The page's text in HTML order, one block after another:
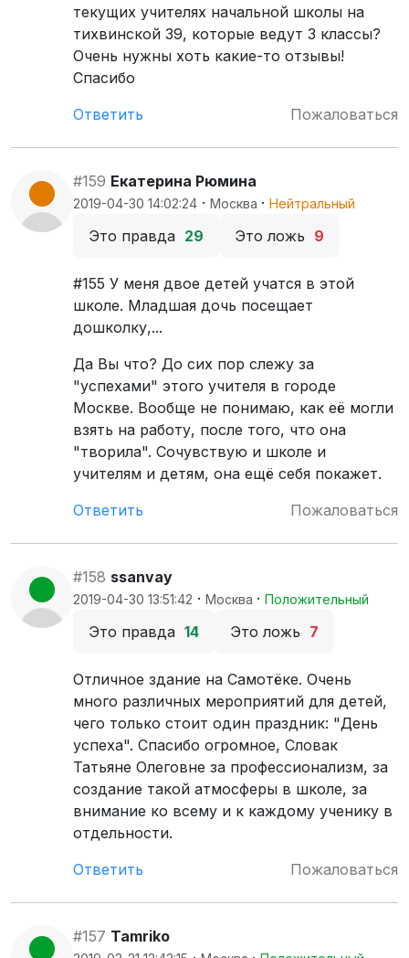
текущих учителях начальной школы на
тихвинской 39, которые ведут 3 классы?
Очень нужны хоть какие-то отзывы!
Спасибо
Ответить
Пожаловаться
#159 Екатерина Рюмина
2019-04-30 14:02:24 · Москва · Нейтральный
Это правда 29 Это ложь 9
#155 У меня двое детей учатся в этой
школе. Младшая дочь посещает
дошколку,...
Да Вы что? До сих пор слежу за
"успехами" этого учителя в городе
Москве. Вообще не понимаю, как её могли
взять на работу, после того, что она
"творила". Сочувствую и школе и
учителям и детям, она ещё себя покажет.
Ответить
Пожаловаться
#158 ssanvay
2019-04-30 13:51:42 · Москва · Положительный
Это правда 14 Это ложь 7
Отличное здание на Самотёке. Очень
много различных мероприятий для детей,
чего только стоит один праздник: "День
успеха". Спасибо огромное, Словак
Татьяне Олеговне за профессионализм, за
создание такой атмосферы в школе, за
внимание ко всему и к каждому ученику в
отдельности.
Ответить
Пожаловаться
#157 Tamriko